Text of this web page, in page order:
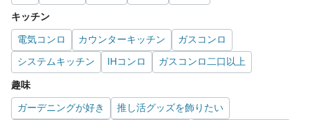
キッチン
電気コンロ カウンターキッチン
ガスコンロ
システムキッチン
IHコンロ ガスコンロ二口以上
趣味
ガーデニングが好き
推し活グッズを飾りたい